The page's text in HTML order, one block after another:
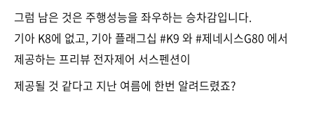
그럼 남은 것은 주행성능을 좌우하는 승차감입니다.
기아 K8에 없고, 기아 플래그십 #K9 와 #제네시스G80 에서
제공하는 프리뷰 전자제어 서스펜션이
제공될 것 같다고 지난 여름에 한번 알려드렸죠?